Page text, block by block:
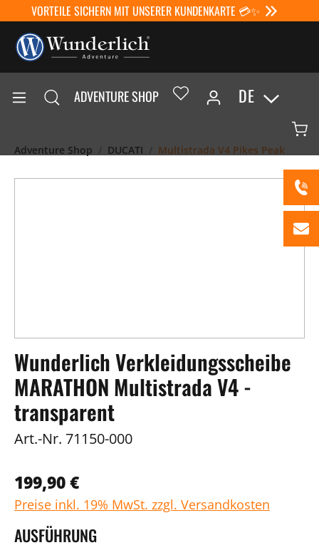
VORTEILE SICHERN MIT UNSERER KUNDENKARTE 💳✨
ADVENTURE SHOP DE
Adventure Shop DUCATI Multistrada V4 Pikes Peak
Wunderlich Verkleidungsscheibe
MARATHON Multistrada V4 -
transparent
Art.-Nr. 71150-000
199,90 €
Preise inkl. 19% MwSt. zzgl. Versandkosten
AUSFÜHRUNG